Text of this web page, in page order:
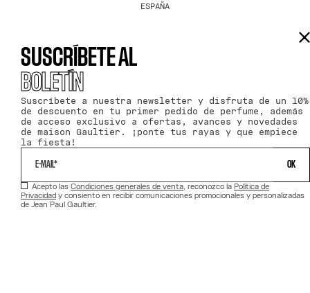
ESPAÑA
SUSCRÍBETE AL
BOLETÍN
Suscríbete a nuestra newsletter y disfruta de un 10%
de descuento en tu primer pedido de perfume, además
de acceso exclusivo a ofertas, avances y novedades
de maison Gaultier. ¡ponte tus rayas y que empiece
la fiesta!
OK
Acepto las Condiciones generales de venta , reconozco la Política de
Privacidad y consiento en recibir comunicaciones promocionales y personalizadas
de Jean Paul Gaultier.